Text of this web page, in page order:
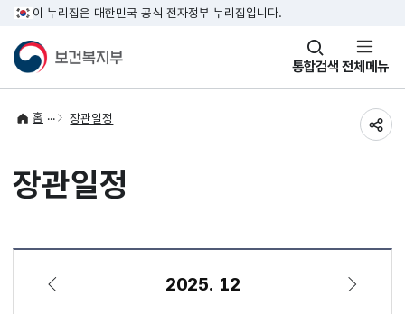
이 누리집은 대한민국 공식 전자정부 누리집입니다.
통합검색
창
열기 전체메뉴
홈 장관일정
장관일정
2025. 12